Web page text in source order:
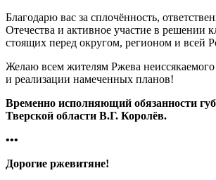
Благодарю вас за сплочённость,
Отечества и активное участие в решении
стоящих перед округом, регионом и всей
Желаю всем жителям Ржева
и реализации намеченных планов!
Временно исполняющий обязанности
Тверской области В.Г. Королёв.
•••
Дорогие ржевитяне!